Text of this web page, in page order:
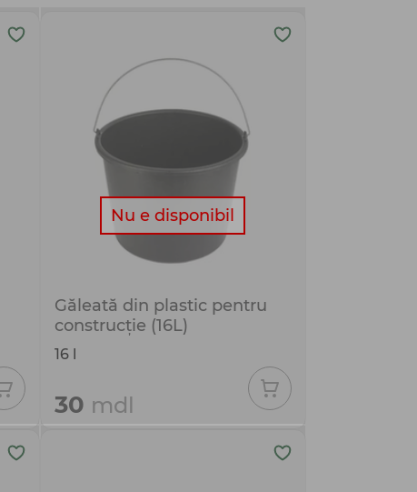
Găleată din plastic pentru
construcție (16L)
16 l
30 mdl
Nu e disponibil